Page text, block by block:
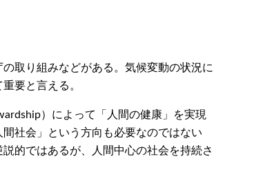
取り組みなどがある。気候変動の状況に
要と言える。
）によって「人間の健康」を実現
社会」という方向も必要なのではない
的ではあるが、人間中心の社会を持続さ